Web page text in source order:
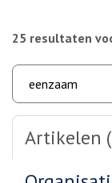
25 resultaten
Artikelen